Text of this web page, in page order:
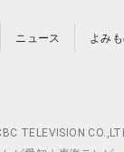
ニュース よみ
TELEVISION